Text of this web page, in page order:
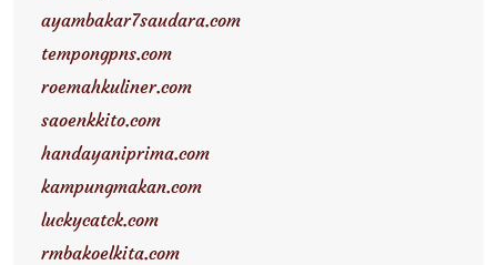
ayambakar7saudara.com
tempongpns.com
roemahkuliner.com
saoenkkito.com
handayaniprima.com
kampungmakan.com
luckycatck.com
rmbakoelkita.com